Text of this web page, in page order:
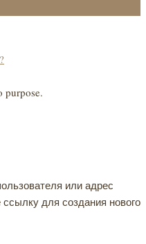
purpose.
или адрес
для создания нового